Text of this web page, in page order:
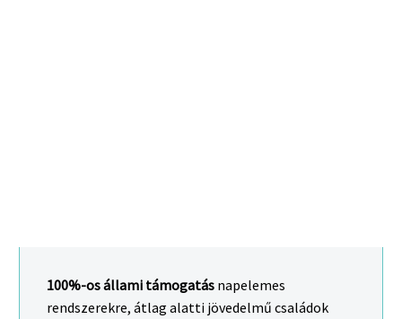
100%-os állami támogatás napelemes
rendszerekre, átlag alatti jövedelmű családok